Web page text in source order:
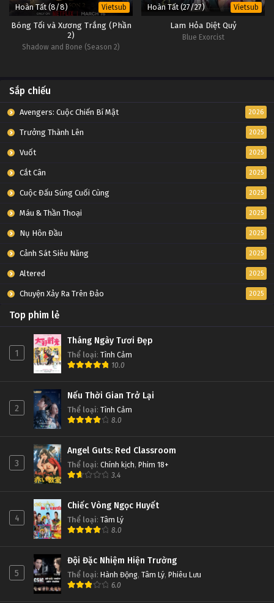
Hoàn Tất (8/8) Vietsub
Bóng Tối và Xương Trắng (Phần
2)
Shadow and Bone (Season 2)
Hoàn Tất (27/27) Vietsub
Lam Hỏa Diệt Quỷ
Blue Exorcist
Sắp chiếu
Avengers: Cuộc Chiến Bí Mật 2026
Trưởng Thành Lên 2025
Vuốt 2025
Cắt Cân 2025
Cuộc Đấu Súng Cuối Cùng 2025
Máu & Thần Thoại 2025
Nụ Hôn Đầu 2025
Cảnh Sát Siêu Năng 2025
Altered 2025
Chuyện Xảy Ra Trên Đảo 2025
Top phim lẻ
1
Tháng Ngày Tươi Đẹp
Thể loại: Tình Cảm
10.0
2
Nếu Thời Gian Trở Lại
Thể loại: Tình Cảm
8.0
3
Angel Guts: Red Classroom
Thể loại: Chính kịch, Phim 18+
3.4
4
Chiếc Vòng Ngọc Huyết
Thể loại: Tâm Lý
8.0
5
Đội Đặc Nhiệm Hiện Trường
Thể loại: Hành Động, Tâm Lý, Phiêu Lưu
6.0